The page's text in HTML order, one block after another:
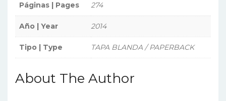
Páginas | Pages 274
Año | Year 2014
Tipo | Type TAPA BLANDA / PAPERBACK
About The Author